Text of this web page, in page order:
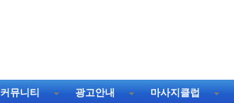
커뮤니티 광고안내 마사지클럽